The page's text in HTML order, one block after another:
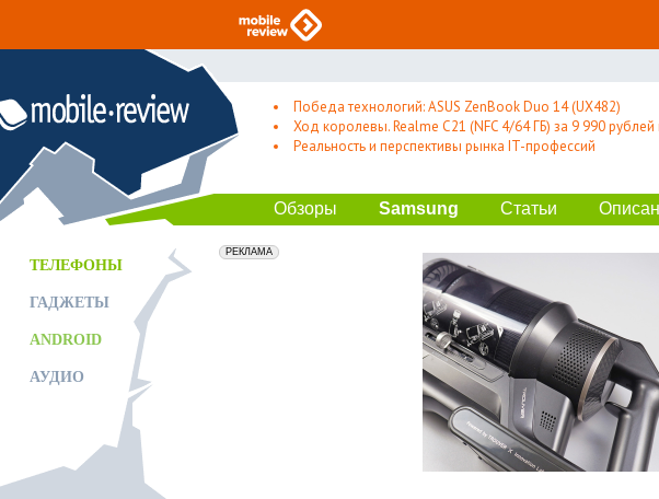
Победа технологий: ASUS ZenBook Duo 14 (UX482)
Ход королевы. Realme C21 (NFC 4/64 ГБ) за 9 990
Реальность и перспективы рынка IT-профессий
Обзоры Samsung Статьи
ТЕЛЕФОНЫ
ГАДЖЕТЫ
ANDROID
АУДИО
erid: 2VfnxxmNzs5
РЕКЛАМА